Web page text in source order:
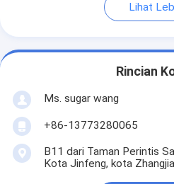
Lihat
Rincian
Ms. sugar wang
+86-13773280065
B11 dari Taman Perintis
Kota Jinfeng, kota